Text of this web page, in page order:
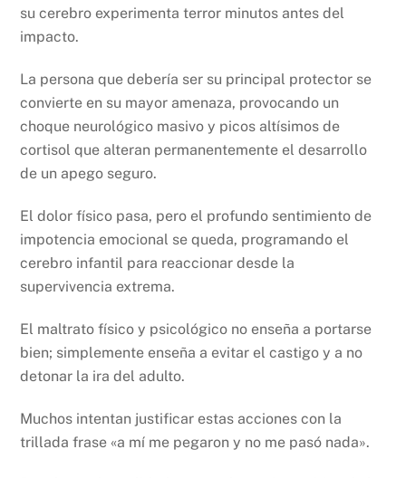
su cerebro experimenta terror minutos antes del
impacto.
La persona que debería ser su principal protector se
convierte en su mayor amenaza, provocando un
choque neurológico masivo y picos altísimos de
cortisol que alteran permanentemente el desarrollo
de un apego seguro.
El dolor físico pasa, pero el profundo sentimiento de
impotencia emocional se queda, programando el
cerebro infantil para reaccionar desde la
supervivencia extrema.
El maltrato físico y psicológico no enseña a portarse
bien; simplemente enseña a evitar el castigo y a no
detonar la ira del adulto.
Muchos intentan justificar estas acciones con la
trillada frase «a mí me pegaron y no me pasó nada».